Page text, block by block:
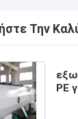
Την
PE